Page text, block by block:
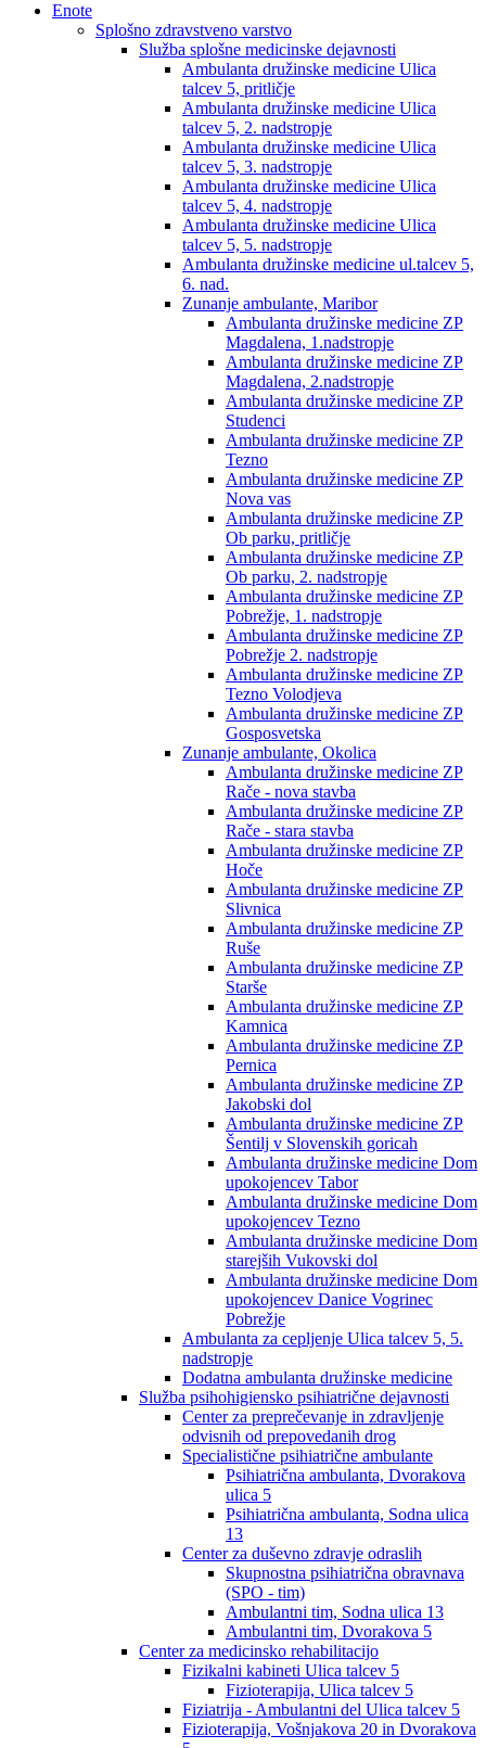
Enote
Splošno zdravstveno varstvo
Služba splošne medicinske dejavnosti
Ambulanta družinske medicine Ulica
talcev 5, pritličje
Ambulanta družinske medicine Ulica
talcev 5, 2. nadstropje
Ambulanta družinske medicine Ulica
talcev 5, 3. nadstropje
Ambulanta družinske medicine Ulica
talcev 5, 4. nadstropje
Ambulanta družinske medicine Ulica
talcev 5, 5. nadstropje
Ambulanta družinske medicine ul.talcev 5,
6. nad.
Zunanje ambulante, Maribor
Ambulanta družinske medicine ZP
Magdalena, 1.nadstropje
Ambulanta družinske medicine ZP
Magdalena, 2.nadstropje
Ambulanta družinske medicine ZP
Studenci
Ambulanta družinske medicine ZP
Tezno
Ambulanta družinske medicine ZP
Nova vas
Ambulanta družinske medicine ZP
Ob parku, pritličje
Ambulanta družinske medicine ZP
Ob parku, 2. nadstropje
Ambulanta družinske medicine ZP
Pobrežje, 1. nadstropje
Ambulanta družinske medicine ZP
Pobrežje 2. nadstropje
Ambulanta družinske medicine ZP
Tezno Volodjeva
Ambulanta družinske medicine ZP
Gosposvetska
Zunanje ambulante, Okolica
Ambulanta družinske medicine ZP
Rače - nova stavba
Ambulanta družinske medicine ZP
Rače - stara stavba
Ambulanta družinske medicine ZP
Hoče
Ambulanta družinske medicine ZP
Slivnica
Ambulanta družinske medicine ZP
Ruše
Ambulanta družinske medicine ZP
Starše
Ambulanta družinske medicine ZP
Kamnica
Ambulanta družinske medicine ZP
Pernica
Ambulanta družinske medicine ZP
Jakobski dol
Ambulanta družinske medicine ZP
Šentilj v Slovenskih goricah
Ambulanta družinske medicine Dom
upokojencev Tabor
Ambulanta družinske medicine Dom
upokojencev Tezno
Ambulanta družinske medicine Dom
starejših Vukovski dol
Ambulanta družinske medicine Dom
upokojencev Danice Vogrinec
Pobrežje
Ambulanta za cepljenje Ulica talcev 5, 5.
nadstropje
Dodatna ambulanta družinske medicine
Služba psihohigiensko psihiatrične dejavnosti
Center za preprečevanje in zdravljenje
odvisnih od prepovedanih drog
Specialistične psihiatrične ambulante
Psihiatrična ambulanta, Dvorakova
ulica 5
Psihiatrična ambulanta, Sodna ulica
13
Center za duševno zdravje odraslih
Skupnostna psihiatrična obravnava
(SPO - tim)
Ambulantni tim, Sodna ulica 13
Ambulantni tim, Dvorakova 5
Center za medicinsko rehabilitacijo
Fizikalni kabineti Ulica talcev 5
Fizioterapija, Ulica talcev 5
Fiziatrija - Ambulantni del Ulica talcev 5
Fizioterapija, Vošnjakova 20 in Dvorakova